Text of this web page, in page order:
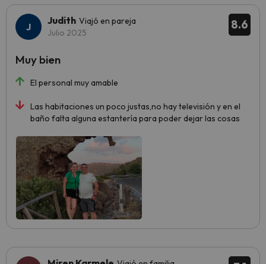
8.6
Judith Viajó en pareja
Julio 2025
El personal muy amable
Las habitaciones un poco justas,no hay televisión y en el
baño falta alguna estantería para poder dejar las cosas
Muy bien